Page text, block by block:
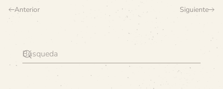
Anterior Siguiente